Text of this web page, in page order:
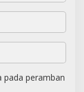
pada peramban